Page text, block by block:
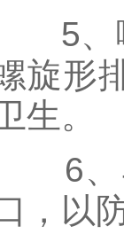
5、喷
旋形
生。
6、马
，以